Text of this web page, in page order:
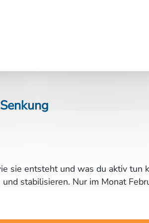
sie entsteht und was du aktiv tun
stabilisieren. Nur im Monat